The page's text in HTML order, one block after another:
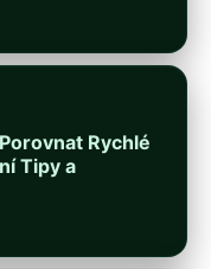
Rychlé
Tipy a